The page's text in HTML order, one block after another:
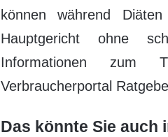
können während
Hauptgericht ohne
Informationen zum
Verbraucherportal
Das könnte Sie auch